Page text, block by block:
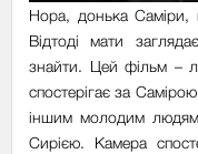
Нора, донька Саміри,
Відтоді мати
знайти. Цей фільм –
спостерігає за
іншим молодим людям
Сирією. Камера